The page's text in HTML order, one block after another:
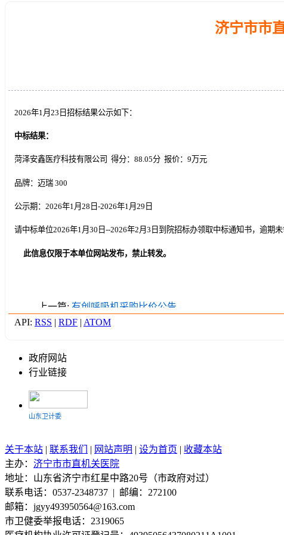
济宁市市
2026年1月23日招标结果公示如下：
中标结果：
菏泽安鑫医疗科技有限公司 得分：88.05分 报价：9万元
品牌：迈瑞 300
公示期：2026年1月28日-2026年1月29日
请中标单位2026年1月30日--2026年2月3日到院招标办领取中标通知书，逾期
此信息仅限于本单位网站发布，禁止转发。
上一篇: 有创呼吸机采购比价公告
API: RSS | RDF | ATOM
政府网站
行业链接
山东卫计委
济宁市人社局
山东省医院协会
山东省卫生厅
关于本站 | 联系我们 | 网站声明 | 设为首页 | 收藏本站
主办： 济宁市市直机关医院
地址：山东省济宁市红星中路20号（市政府对过）
联系电话：0537-2348737 | 邮编：272100
邮箱：jgyy493950564@163.com
市卫健委举报电话：2319065